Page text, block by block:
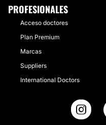
PROFESIONALES
Acceso doctores
Plan Premium
Marcas
Suppliers
International Doctors